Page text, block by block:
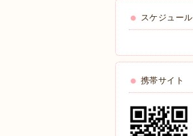
スケジュール
携帯サイト